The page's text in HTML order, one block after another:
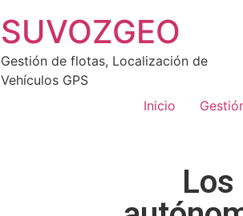
SUVOZGEO
Gestión de flotas, Localización de
Vehículos GPS
Inicio